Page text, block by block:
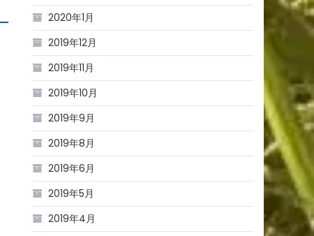
2020年1月
2019年12月
2019年11月
2019年10月
2019年9月
2019年8月
2019年6月
2019年5月
2019年4月